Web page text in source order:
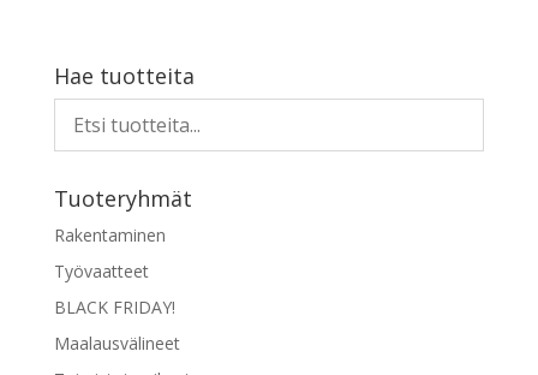
Hae tuotteita
Tuoteryhmät
Rakentaminen
Työvaatteet
BLACK FRIDAY!
Maalausvälineet